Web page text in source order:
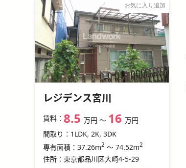
お気に入り追加
レジデンス宮川
賃料： 8.5 万円 〜 16 万円
間取り： 1LDK, 2K, 3DK
専有面積： 37.26m2 ～ 74.52m2
住所： 東京都品川区大崎4-5-29